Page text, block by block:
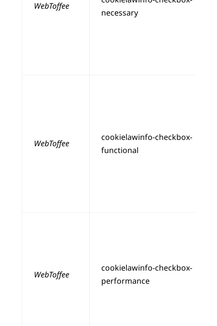
WebToffee
necessary
WebToffee
cookielawinfo-checkbox-
functional
WebToffee
cookielawinfo-checkbox-
performance